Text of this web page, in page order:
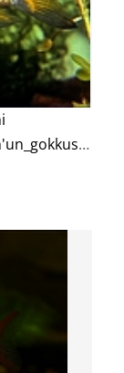
melanotaenia_parkinsoni_(parkinson'un_gokkusagi)